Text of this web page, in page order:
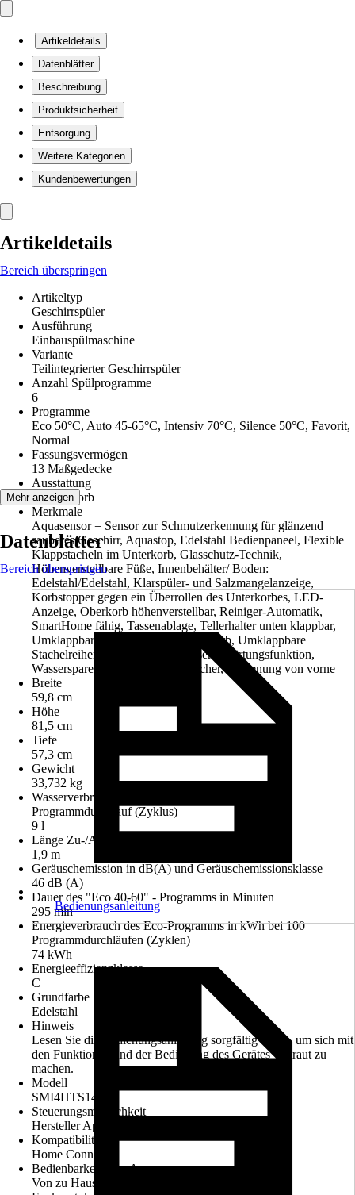
Artikeldetails
Datenblätter
Beschreibung
Produktsicherheit
Entsorgung
Weitere Kategorien
Kundenbewertungen
Artikeldetails
Bereich überspringen
Artikeltyp
Geschirrspüler
Ausführung
Einbauspülmaschine
Variante
Teilintegrierter Geschirrspüler
Anzahl Spülprogramme
6
Programme
Eco 50°C, Auto 45-65°C, Intensiv 70°C, Silence 50°C, Favorit,
Normal
Fassungsvermögen
13 Maßgedecke
Ausstattung
Besteckkorb
Merkmale
Aquasensor = Sensor zur Schmutzerkennung für glänzend
sauberes Geschirr, Aquastop, Edelstahl Bedienpaneel, Flexible
Klappstacheln im Unterkorb, Glasschutz-Technik,
Höhenverstellbare Füße, Innenbehälter/ Boden:
Edelstahl/Edelstahl, Klarspüler- und Salzmangelanzeige,
Korbstopper gegen ein Überrollen des Unterkorbes, LED-
Anzeige, Oberkorb höhenverstellbar, Reiniger-Automatik,
SmartHome fähig, Tassenablage, Tellerhalter unten klappbar,
Umklappbare Stachelreihe im Oberkorb, Umklappbare
Stachelreihen im Unterkorb, Wasserenthärtungsfunktion,
Wassersparend (Eco), Wärmetauscher, Bedienung von vorne
Breite
59,8 cm
Höhe
81,5 cm
Tiefe
57,3 cm
Gewicht
33,732 kg
Wasserverbrauch des Eco-Programms in Liter pro
Programmdurchlauf (Zyklus)
9 l
Länge Zu-/Ablaufschlauch
1,9 m
Geräuschemission in dB(A) und Geräuschemissionsklasse
46 dB (A)
Dauer des "Eco 40-60" - Programms in Minuten
295 min
Energieverbrauch des Eco-Programms in kWh bei 100
Programmdurchläufen (Zyklen)
74 kWh
Energieeffizienzklasse
C
Grundfarbe
Edelstahl
Hinweis
Lesen Sie die Bedienungsanleitung sorgfältig durch, um sich mit
den Funktionen und der Bedienung des Gerätes vertraut zu
machen.
Modell
SMI4HTS14E
Steuerungsmöglichkeit
Hersteller App (iOS und Android)
Kompatibilität
Home Connect
Bedienbarkeit über App
Von zu Hause und unterwegs
Mehr anzeigen
Datenblätter
Bereich überspringen
Bedienungsanleitung